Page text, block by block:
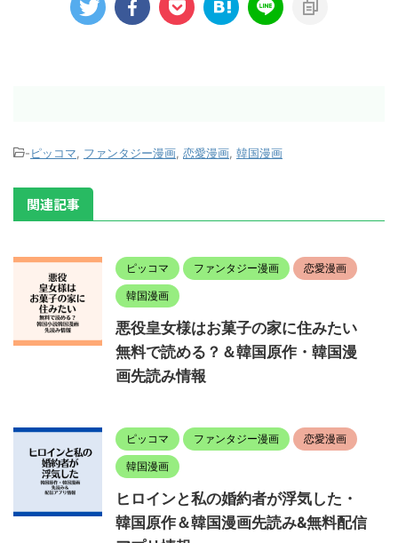
-ピッコマ ファンタジー漫画 恋愛漫画 韓国漫画
関連記事
ピッコマ ファンタジー漫画 恋愛漫画
韓国漫画
悪役皇女様はお菓子の家に住みたい
無料で読める？＆韓国原作・韓国漫
画先読み情報
ピッコマ ファンタジー漫画 恋愛漫画
韓国漫画
ヒロインと私の婚約者が浮気した・
韓国原作＆韓国漫画先読み&無料配信